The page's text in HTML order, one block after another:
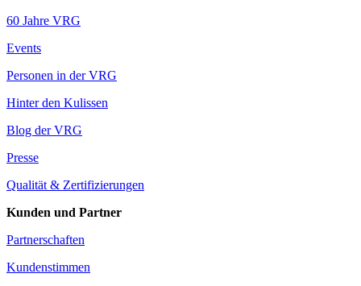
60 Jahre VRG
Events
Personen in der VRG
Hinter den Kulissen
Blog der VRG
Presse
Qualität & Zertifizierungen
Kunden und Partner
Partnerschaften
Kundenstimmen